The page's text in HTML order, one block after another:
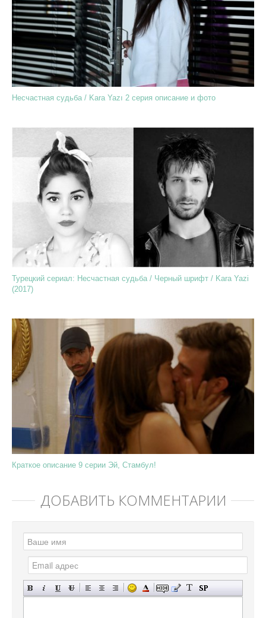
Несчастная судьба / Kara Yazı 2 серия описание и фото
Турецкий сериал: Несчастная судьба / Черный шрифт / Kara Yazi
(2017)
Краткое описание 9 серии Эй, Стамбул!
ДОБАВИТЬ КОММЕНТАРИЙ